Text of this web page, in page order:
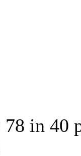
78 in 40